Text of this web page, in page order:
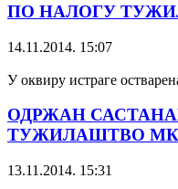
ПО НАЛОГУ
14.11.2014. 15:07
У оквиру истраге
ОДРЖАН
ТУЖИЛАШТВО
13.11.2014. 15:31